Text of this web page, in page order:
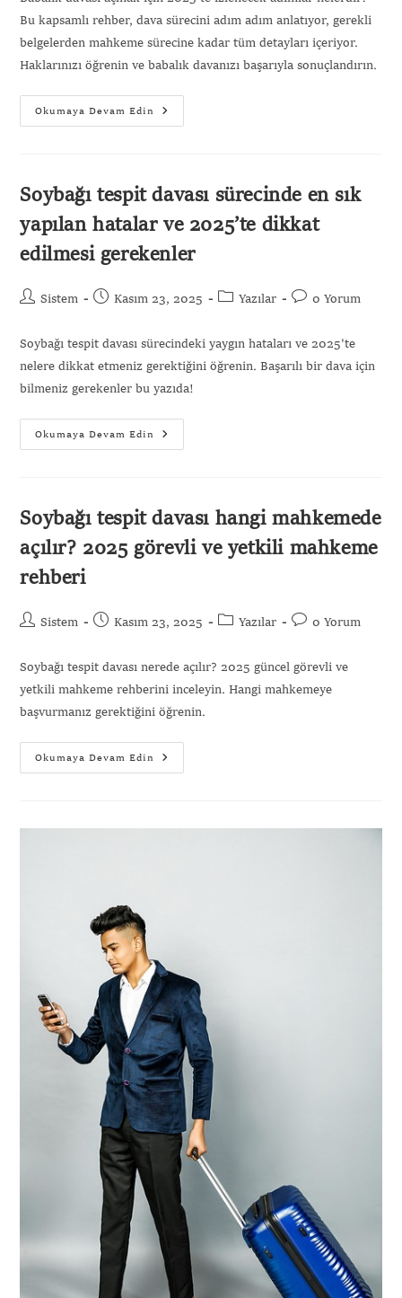
Bu kapsamlı rehber, dava sürecini adım adım anlatıyor, gerekli
belgelerden mahkeme sürecine kadar tüm detayları içeriyor.
Haklarınızı öğrenin ve babalık davanızı başarıyla sonuçlandırın.
Okumaya Devam Edin
Soybağı tespit davası sürecinde en sık
yapılan hatalar ve 2025’te dikkat
edilmesi gerekenler
Sistem Kasım 23, 2025 Yazılar 0 Yorum
Soybağı tespit davası sürecindeki yaygın hataları ve 2025'te
nelere dikkat etmeniz gerektiğini öğrenin. Başarılı bir dava için
bilmeniz gerekenler bu yazıda!
Okumaya Devam Edin
Soybağı tespit davası hangi mahkemede
açılır? 2025 görevli ve yetkili mahkeme
rehberi
Sistem Kasım 23, 2025 Yazılar 0 Yorum
Soybağı tespit davası nerede açılır? 2025 güncel görevli ve
yetkili mahkeme rehberini inceleyin. Hangi mahkemeye
başvurmanız gerektiğini öğrenin.
Okumaya Devam Edin